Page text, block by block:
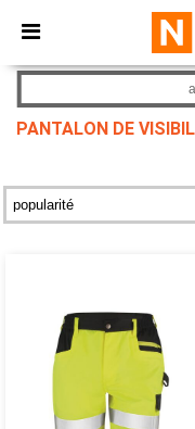
× Appli Ntextil
Meilleurs prix sur
PANTALON DE